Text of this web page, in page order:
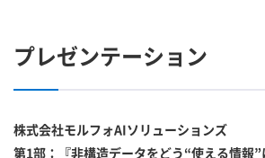
プレゼンテーション
株式会社モルフォAIソリューションズ
第1部：『非構造データをどう“使える情報